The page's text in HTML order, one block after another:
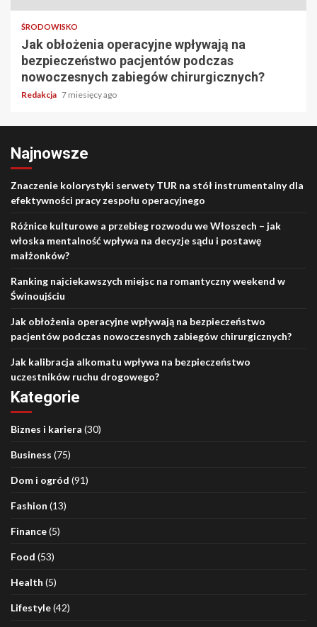
ŚRODOWISKO
Jak obłożenia operacyjne wpływają na
bezpieczeństwo pacjentów podczas
nowoczesnych zabiegów chirurgicznych?
Redakcja 7 miesięcy ago
Najnowsze
Znaczenie kolorystyki serwety TUR na stół instrumentalny dla
efektywności pracy zespołu operacyjnego
Różnice kulturowe a przebieg rozwodu we Włoszech – jak
włoska mentalność wpływa na decyzje sądu i postawę
małżonków?
Ranking najciekawszych miejsc na romantyczny weekend w
Świnoujściu
Jak obłożenia operacyjne wpływają na bezpieczeństwo
pacjentów podczas nowoczesnych zabiegów chirurgicznych?
Jak kalibracja alkomatu wpływa na bezpieczeństwo
uczestników ruchu drogowego?
Kategorie
Biznes i kariera (30)
Business (75)
Dom i ogród (91)
Fashion (13)
Finance(5)
Food (53)
Health (5)
Lifestyle(42)